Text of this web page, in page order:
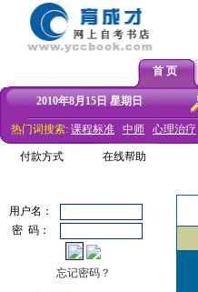
首 页
2010年8月15日 星期日
热门词搜索: 课程标准 中师 心理治疗
付款方式 在线帮助
用户名：
密 码：
忘记密码？